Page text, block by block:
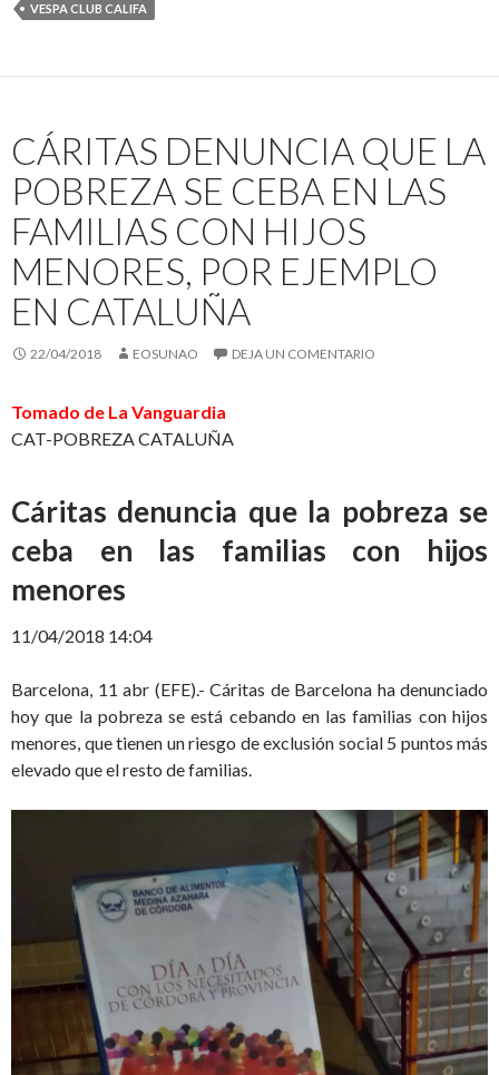
VESPA CLUB CALIFA
CÁRITAS DENUNCIA QUE LA
POBREZA SE CEBA EN LAS
FAMILIAS CON HIJOS
MENORES, POR EJEMPLO
EN CATALUÑA
22/04/2018 EOSUNAO DEJA UN COMENTARIO
Tomado de La Vanguardia
CAT-POBREZA CATALUÑA
Cáritas denuncia que la pobreza se
ceba en las familias con hijos
menores
11/04/2018 14:04
Barcelona, 11 abr (EFE).- Cáritas de Barcelona ha denunciado
hoy que la pobreza se está cebando en las familias con hijos
menores, que tienen un riesgo de exclusión social 5 puntos más
elevado que el resto de familias.